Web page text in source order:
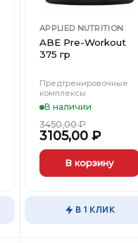
APPLIED NUTRITION
ABE Pre-Workout
375 гр
Предтренировочные
комплексы
В наличии
3450,00₽
3105,00₽
В корзину
имеет В 1 КЛИК